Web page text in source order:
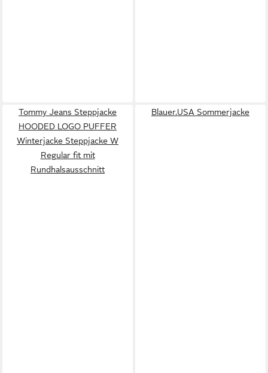
Tommy Jeans Steppjacke
HOODED LOGO PUFFER
Winterjacke Steppjacke W
Regular fit mit
Rundhalsausschnitt
Blauer.USA Sommerjacke